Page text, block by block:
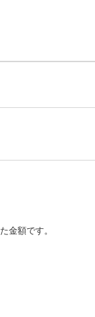
金額です。